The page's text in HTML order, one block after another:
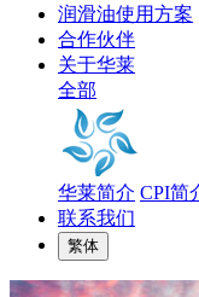
润滑油使用方案
合作伙伴
关于华莱
全部
华莱简介 CPI简
联系我们
繁体